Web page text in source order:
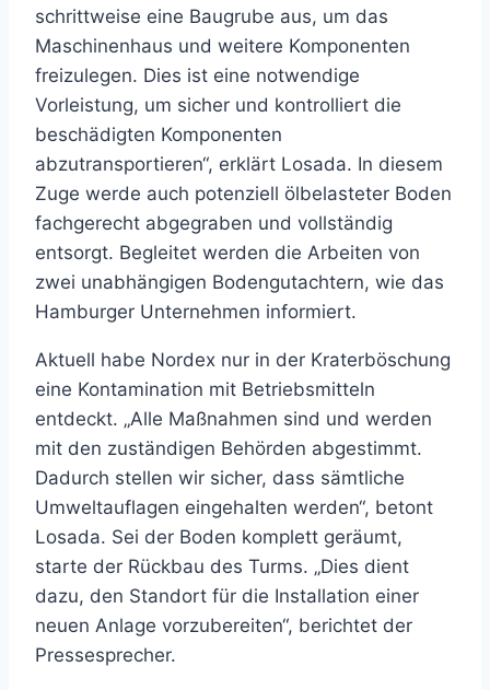
schrittweise eine Baugrube aus, um das
Maschinenhaus und weitere Komponenten
freizulegen. Dies ist eine notwendige
Vorleistung, um sicher und kontrolliert die
beschädigten Komponenten
abzutransportieren“, erklärt Losada. In diesem
Zuge werde auch potenziell ölbelasteter Boden
fachgerecht abgegraben und vollständig
entsorgt. Begleitet werden die Arbeiten von
zwei unabhängigen Bodengutachtern, wie das
Hamburger Unternehmen informiert.
Aktuell habe Nordex nur in der Kraterböschung
eine Kontamination mit Betriebsmitteln
entdeckt. „Alle Maßnahmen sind und werden
mit den zuständigen Behörden abgestimmt.
Dadurch stellen wir sicher, dass sämtliche
Umweltauflagen eingehalten werden“, betont
Losada. Sei der Boden komplett geräumt,
starte der Rückbau des Turms. „Dies dient
dazu, den Standort für die Installation einer
neuen Anlage vorzubereiten“, berichtet der
Pressesprecher.